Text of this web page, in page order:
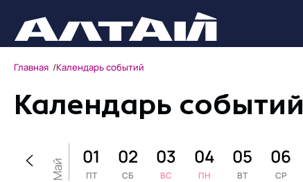
Главная Календарь событий
Календарь событий
Май
01
ПТ
02
СБ
03
ВС
04
ПН
05
ВТ
06
СР